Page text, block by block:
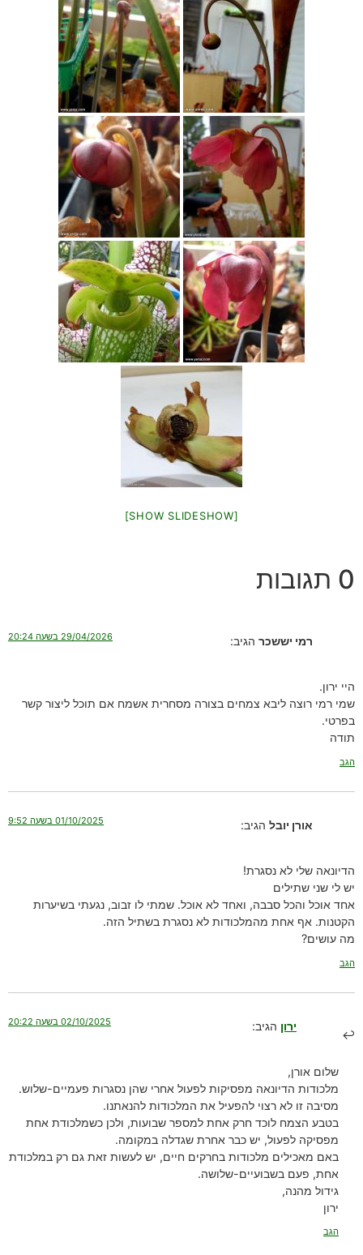
[SHOW SLIDESHOW]
0 תגובות
רמי יששכר הגיב: 29/04/2026 בשעה 20:24
היי ירון.
שמי רמי רוצה ליבא צמחים בצורה מסחרית אשמח אם תוכל ליצור קשר
בפרטי.
תודה
הגב
אורן יובל הגיב: 01/10/2025 בשעה 9:52
הדיונאה שלי לא נסגרת!
יש לי שני שתילים
אחד אוכל והכל סבבה, ואחד לא אוכל. שמתי לו זבוב, נגעתי בשיערות
הקטנות. אף אחת מהמלכודות לא נסגרת בשתיל הזה.
מה עושים?
הגב
ירון הגיב: 02/10/2025 בשעה 20:22
שלום אורן,
מלכודות הדיונאה מפסיקות לפעול אחרי שהן נסגרות פעמיים-שלוש.
מסיבה זו לא רצוי להפעיל את המלכודות להנאתנו.
בטבע הצמח לוכד חרק אחת למספר שבועות, ולכן כשמלכודת אחת
מפסיקה לפעול, יש כבר אחרת שגדלה במקומה.
באם מאכילים מלכודות בחרקים חיים, יש לעשות זאת גם רק במלכודת
אחת, פעם בשבועיים-שלושה.
גידול מהנה,
ירון
הגב